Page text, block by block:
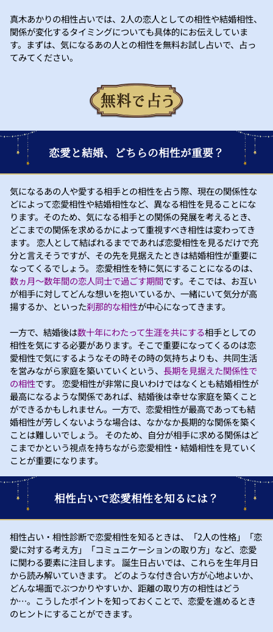
真木あかりの相性占いでは、2人の恋人としての相性や結婚相性、
関係が変化するタイミングについても具体的にお伝えしていま
す。まずは、気になるあの人との相性を無料お試し占いで、占っ
てみてください。
恋愛と結婚、どちらの相性が重要？
気になるあの人や愛する相手との相性を占う際、現在の関係性な
どによって恋愛相性や結婚相性など、異なる相性を見ることにな
ります。そのため、気になる相手との関係の発展を考えるとき、
どこまでの関係を求めるかによって重視すべき相性は変わってき
ます。 恋人として結ばれるまでであれば恋愛相性を見るだけで充
分と言えそうですが、その先を見据えたときは結婚相性が重要に
なってくるでしょう。 恋愛相性を特に気にすることになるのは、
数ヵ月～数年間の恋人同士で過ごす期間です。そこでは、お互い
が相手に対してどんな想いを抱いているか、一緒にいて気分が高
揚するか、といった刹那的な相性が中心になってきます。
一方で、結婚後は数十年にわたって生涯を共にする相手としての
相性を気にする必要があります。そこで重要になってくるのは恋
愛相性で気にするようなその時その時の気持ちよりも、共同生活
を営みながら家庭を築いていくという、 長期を見据えた関係性で
の相性です。 恋愛相性が非常に良いわけではなくとも結婚相性が
最高になるような関係であれば、結婚後は幸せな家庭を築くこと
ができるかもしれません。一方で、恋愛相性が最高であっても結
婚相性が芳しくないような場合は、なかなか長期的な関係を築く
ことは難しいでしょう。 そのため、自分が相手に求める関係はど
こまでかという視点を持ちながら恋愛相性・結婚相性を見ていく
ことが重要になります。
相性占いで恋愛相性を知るには？
相性占い・相性診断で恋愛相性を知るときは、「2人の性格」「恋
愛に対する考え方」「コミュニケーションの取り方」など、恋愛
に関わる要素に注目します。 誕生日占いでは、これらを生年月日
から読み解いていきます。 どのような付き合い方が心地よいか、
どんな場面でぶつかりやすいか、距離の取り方の相性はどう
か…。こうしたポイントを知っておくことで、恋愛を進めるとき
のヒントにすることができます。